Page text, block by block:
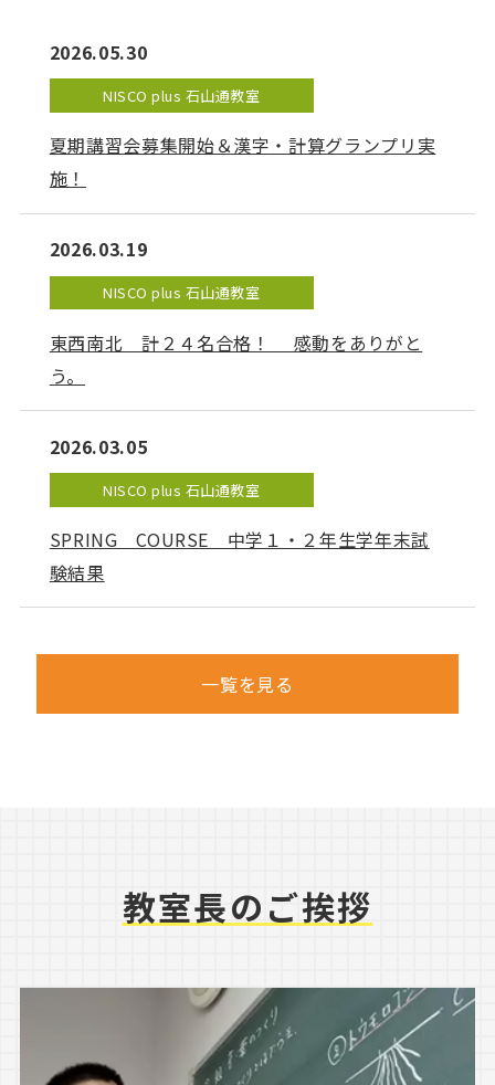
2026.05.30
NISCO plus 石山通教室
夏期講習会募集開始＆漢字・計算グランプリ実
施！
2026.03.19
NISCO plus 石山通教室
東西南北 計２４名合格！ 感動をありがと
う。
2026.03.05
NISCO plus 石山通教室
SPRING COURSE 中学１・２年生学年末試
験結果
一覧を見る
教室長のご挨拶